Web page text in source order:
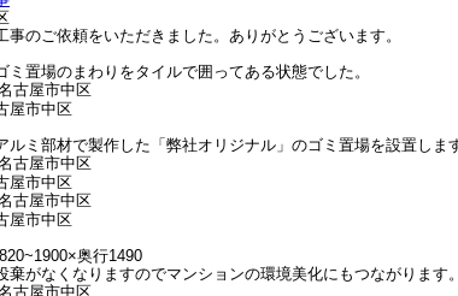
のご依頼をいただきました。ありがとうございます。
置場のまわりをタイルで囲ってある状態でした。
屋市中区
ミ部材で製作した「弊社オリジナル」のゴミ置場を設置します
屋市中区
屋市中区
奥行1490
がなくなりますのでマンションの環境美化にもつながりま